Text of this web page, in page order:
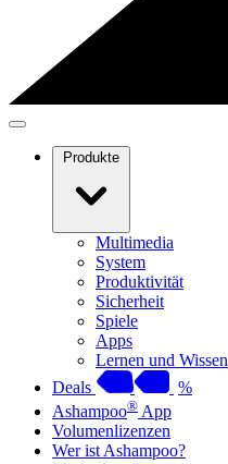
Produkte
Multimedia
System
Produktivität
Sicherheit
Spiele
Apps
Lernen und Wissen
Deals
%
Ashampoo® App
Volumenlizenzen
Wer ist Ashampoo?